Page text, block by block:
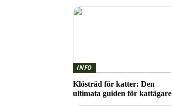
INFO
Klösträd för katter: Den
ultimata guiden för kattägare